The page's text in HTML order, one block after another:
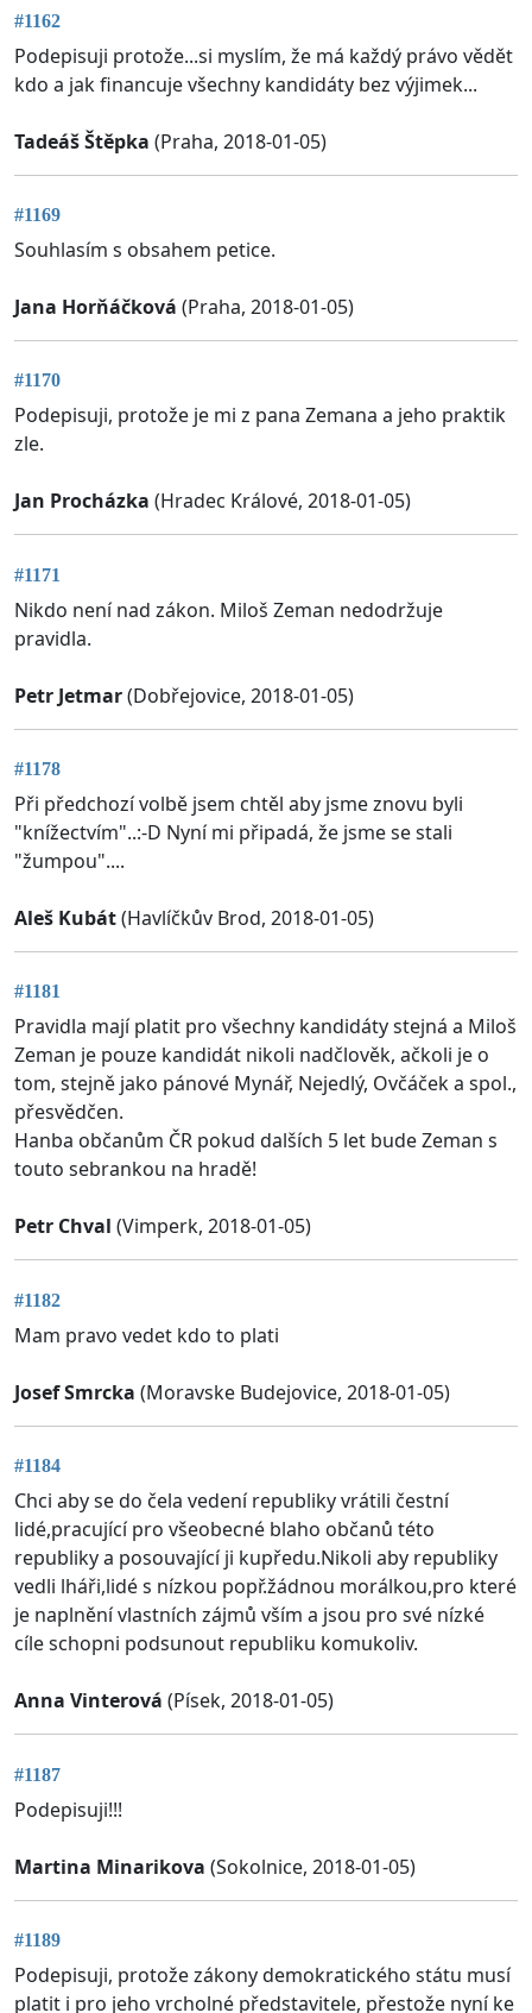
#1162
Podepisuji protože...si myslím, že má každý právo vědět
kdo a jak financuje všechny kandidáty bez výjimek...
Tadeáš Štěpka (Praha, 2018-01-05)
#1169
Souhlasím s obsahem petice.
Jana Horňáčková (Praha, 2018-01-05)
#1170
Podepisuji, protože je mi z pana Zemana a jeho praktik
zle.
Jan Procházka (Hradec Králové, 2018-01-05)
#1171
Nikdo není nad zákon. Miloš Zeman nedodržuje
pravidla.
Petr Jetmar(Dobřejovice, 2018-01-05)
#1178
Při předchozí volbě jsem chtěl aby jsme znovu byli
"knížectvím"..:-D Nyní mi připadá, že jsme se stali
"žumpou"....
Aleš Kubát(Havlíčkův Brod, 2018-01-05)
#1181
Pravidla mají platit pro všechny kandidáty stejná a Miloš
Zeman je pouze kandidát nikoli nadčlověk, ačkoli je o
tom, stejně jako pánové Mynář, Nejedlý, Ovčáček a spol.,
přesvědčen.
Hanba občanům ČR pokud dalších 5 let bude Zeman s
touto sebrankou na hradě!
Petr Chval (Vimperk, 2018-01-05)
#1182
Mam pravo vedet kdo to plati
Josef Smrcka (Moravske Budejovice, 2018-01-05)
#1184
Chci aby se do čela vedení republiky vrátili čestní
lidé,pracující pro všeobecné blaho občanů této
republiky a posouvající ji kupředu.Nikoli aby republiky
vedli lháři,lidé s nízkou popř.žádnou morálkou,pro které
je naplnění vlastních zájmů vším a jsou pro své nízké
cíle schopni podsunout republiku komukoliv.
Anna Vinterová (Písek, 2018-01-05)
#1187
Podepisuji!!!
Martina Minarikova (Sokolnice, 2018-01-05)
#1189
Podepisuji, protože zákony demokratického státu musí
platit i pro jeho vrcholné představitele, přestože nyní ke